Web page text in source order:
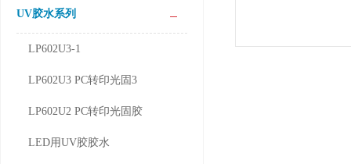
UV胶水系列
LP602U3-1
LP602U3 PC转印光固3
LP602U2 PC转印光固胶
LED用UV胶胶水